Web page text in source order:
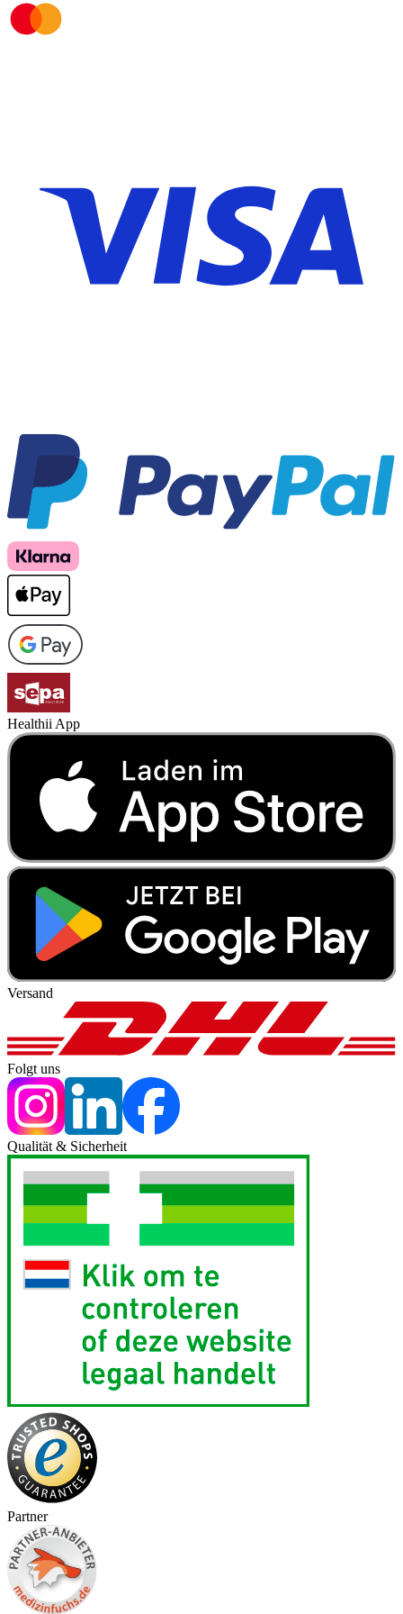
Healthii App
Versand
Folgt uns
Qualität & Sicherheit
Partner